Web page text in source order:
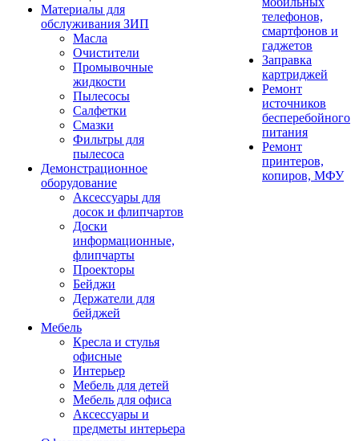
Материалы для
обслуживания ЗИП
Масла
Очистители
Промывочные
жидкости
Пылесосы
Салфетки
Смазки
Фильтры для
пылесоса
Демонстрационное
оборудование
Аксессуары для
досок и флипчартов
Доски
информационные,
флипчарты
Проекторы
Бейджи
Держатели для
бейджей
Мебель
Кресла и стулья
офисные
Интерьер
Мебель для детей
Мебель для офиса
Аксессуары и
предметы интерьера
телефонов,
смартфонов и
гаджетов
Заправка
картриджей
Ремонт
источников
бесперебойного
питания
Ремонт
принтеров,
копиров, МФУ